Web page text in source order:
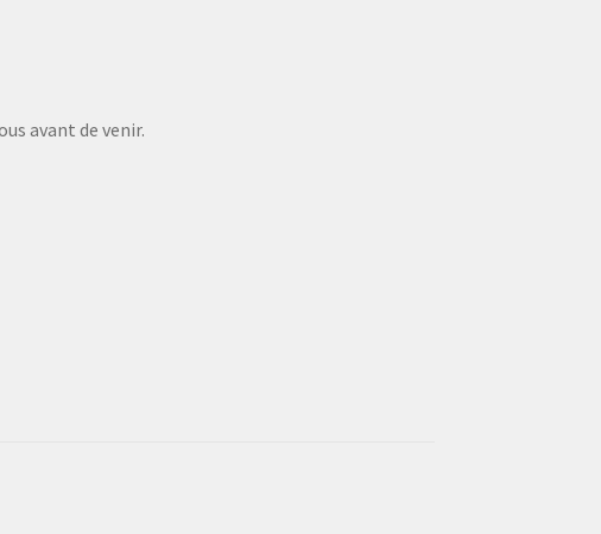
avant de venir.